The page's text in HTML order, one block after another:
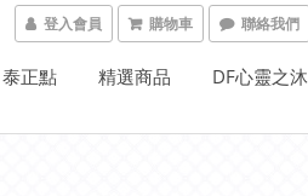
登入會員 購物車 聯絡我們
泰正點 精選商品 DF心靈之沐